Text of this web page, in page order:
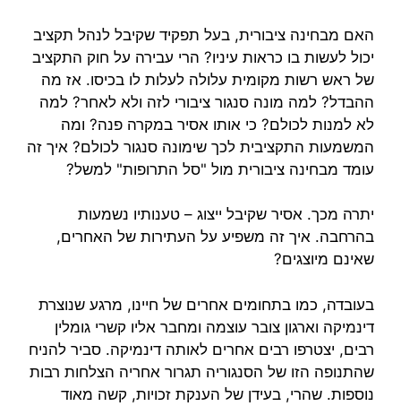
האם מבחינה ציבורית, בעל תפקיד שקיבל לנהל תקציב
יכול לעשות בו כראות עיניו? הרי עבירה על חוק התקציב
של ראש רשות מקומית עלולה לעלות לו בכיסו. אז מה
ההבדל? למה מונה סנגור ציבורי לזה ולא לאחר? למה
לא למנות לכולם? כי אותו אסיר במקרה פנה? ומה
המשמעות התקציבית לכך שימונה סנגור לכולם? איך זה
עומד מבחינה ציבורית מול "סל התרופות" למשל?
יתרה מכך. אסיר שקיבל ייצוג – טענותיו נשמעות
בהרחבה. איך זה משפיע על העתירות של האחרים,
שאינם מיוצגים?
בעובדה, כמו בתחומים אחרים של חיינו, מרגע שנוצרת
דינמיקה וארגון צובר עוצמה ומחבר אליו קשרי גומלין
רבים, יצטרפו רבים אחרים לאותה דינמיקה. סביר להניח
שהתנופה הזו של הסנגוריה תגרור אחריה הצלחות רבות
נוספות. שהרי, בעידן של הענקת זכויות, קשה מאוד